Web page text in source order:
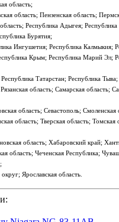
область;
область; Пензенская область;
Республика Адыгея; Республика
Бурятия;
Ингушетия; Республика Калмыкия;
Крым; Республика Марий Эл;
Татарстан; Республика
область; Самарская область;
область; Севастополь; Смоленская
область; Тверская область; Томская
область; Хабаровский край;
область; Чеченская Республика;
Ярославская область.